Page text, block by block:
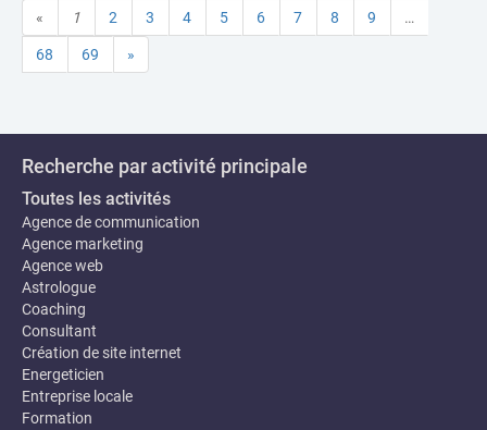
« 1 2 3 4 5 6 7 8 9 …
68 69 »
Recherche par activité principale
Toutes les activités
Agence de communication
Agence marketing
Agence web
Astrologue
Coaching
Consultant
Création de site internet
Energeticien
Entreprise locale
Formation